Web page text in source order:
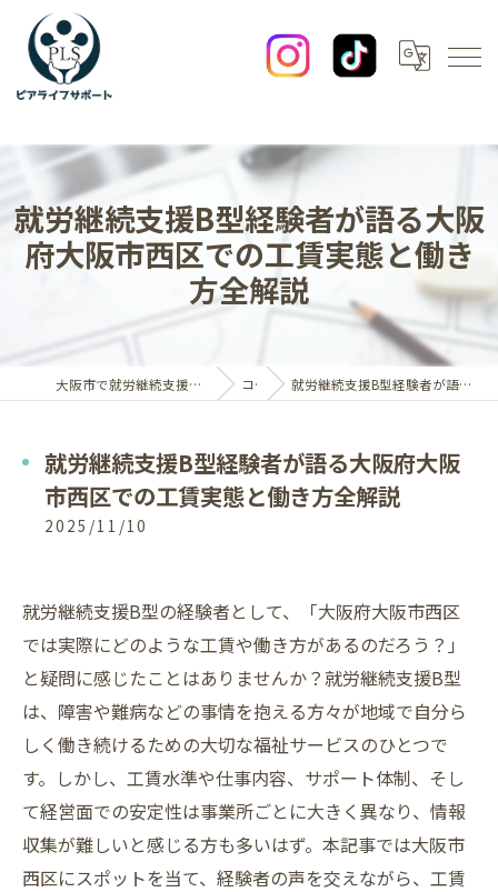
就労継続支援B型経験者が語る大阪
府大阪市西区での工賃実態と働き
方全解説
大阪市で就労継続支援B型なら一般社団法人ピアライフサポート コラム 就労継続支援B型経験者が語る大阪府大阪市西区での工賃実態と働き方全解説
就労継続支援B型経験者が語る大阪府大阪
市西区での工賃実態と働き方全解説
2025/11/10
就労継続支援B型の経験者として、「大阪府大阪市西区
では実際にどのような工賃や働き方があるのだろう？」
と疑問に感じたことはありませんか？就労継続支援B型
は、障害や難病などの事情を抱える方々が地域で自分ら
しく働き続けるための大切な福祉サービスのひとつで
す。しかし、工賃水準や仕事内容、サポート体制、そし
て経営面での安定性は事業所ごとに大きく異なり、情報
収集が難しいと感じる方も多いはず。本記事では大阪市
西区にスポットを当て、経験者の声を交えながら、工賃